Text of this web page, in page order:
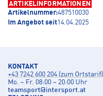
ARTIKELINFORMATIONEN
Artikelnummer:487510030
Im Angebot seit14.04.2025
KONTAKT
+43 7242 600 204 (zum Ortstarif)
Mo. – Fr. 08:00 – 20:00 Uhr
teamsport@intersport.at